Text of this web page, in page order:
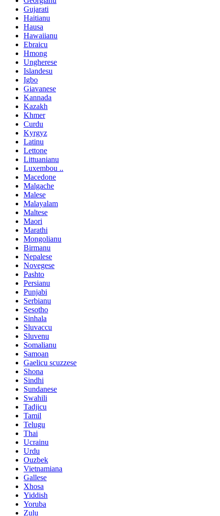
Gujarati
Haitianu
Hausa
Hawaiianu
Ebraicu
Hmong
Ungherese
Islandesu
Igbo
Giavanese
Kannada
Kazakh
Khmer
Curdu
Kyrgyz
Latinu
Lettone
Littuanianu
Luxembou ..
Macedone
Malgache
Malese
Malayalam
Maltese
Maori
Marathi
Mongolianu
Birmanu
Nepalese
Novegese
Pashto
Persianu
Punjabi
Serbianu
Sesotho
Sinhala
Sluvaccu
Sluvenu
Somalianu
Samoan
Gaelicu scuzzese
Shona
Sindhi
Sundanese
Swahili
Tadjicu
Tamil
Telugu
Thai
Ucrainu
Urdu
Ouzbek
Vietnamiana
Gallese
Xhosa
Yiddish
Yoruba
Zulu